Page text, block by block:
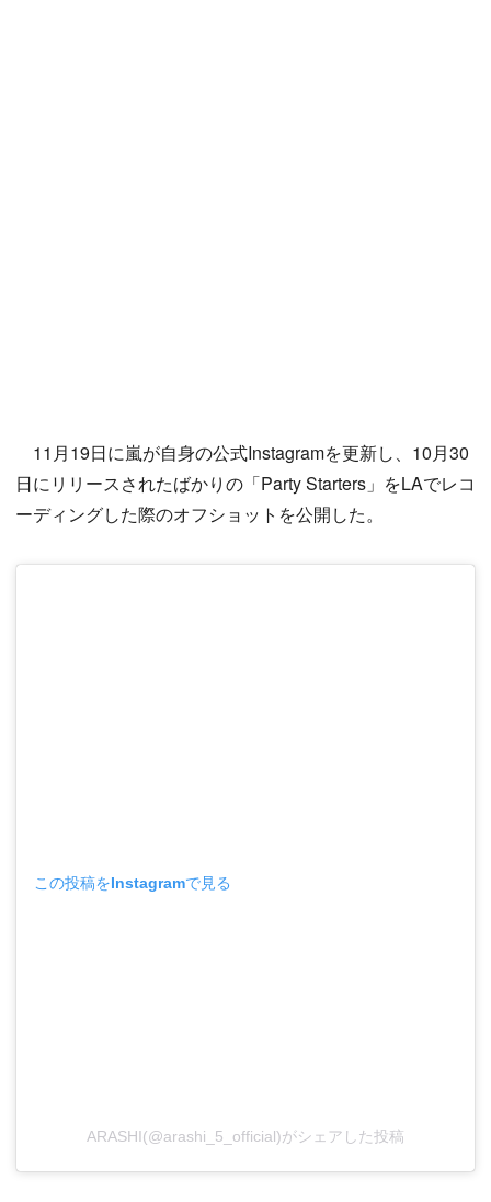
11月19日に嵐が自身の公式Instagramを更新し、10月30
日にリリースされたばかりの「Party Starters」をLAでレコ
ーディングした際のオフショットを公開した。
この投稿をInstagramで見る
ARASHI(@arashi_5_official)がシェアした投稿